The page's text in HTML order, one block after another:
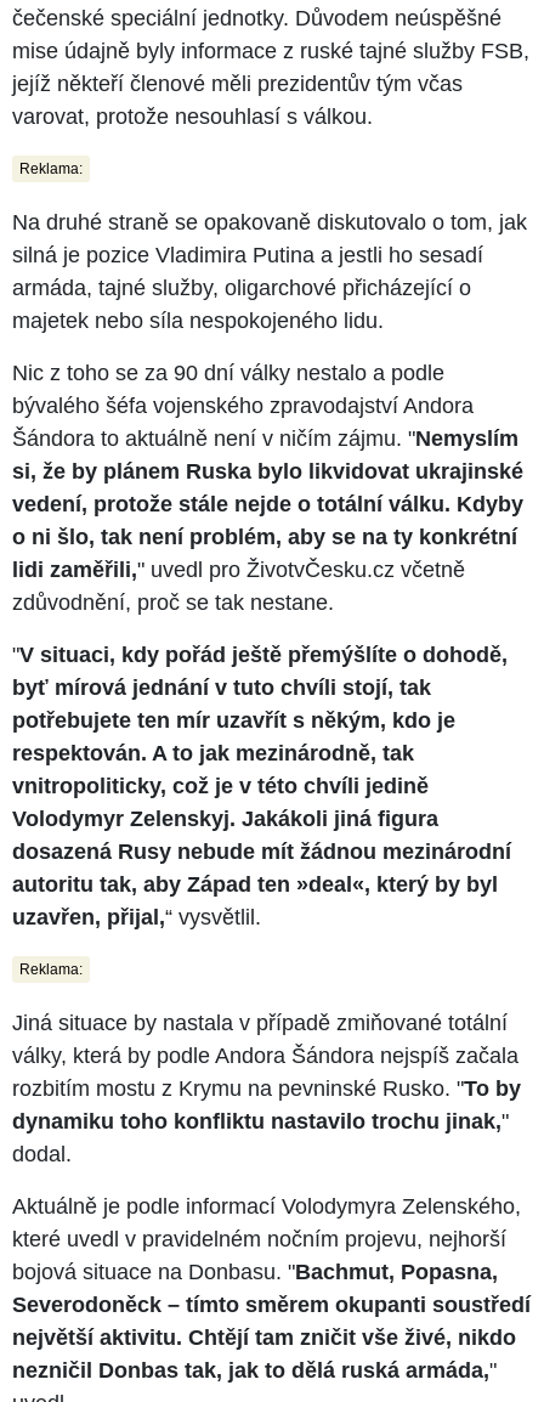
čečenské speciální jednotky. Důvodem neúspěšné
mise údajně byly informace z ruské tajné služby FSB,
jejíž někteří členové měli prezidentův tým včas
varovat, protože nesouhlasí s válkou.
Reklama:
Na druhé straně se opakovaně diskutovalo o tom, jak
silná je pozice Vladimira Putina a jestli ho sesadí
armáda, tajné služby, oligarchové přicházející o
majetek nebo síla nespokojeného lidu.
Nic z toho se za 90 dní války nestalo a podle
bývalého šéfa vojenského zpravodajství Andora
Šándora to aktuálně není v ničím zájmu. "Nemyslím
si, že by plánem Ruska bylo likvidovat ukrajinské
vedení, protože stále nejde o totální válku. Kdyby
o ni šlo, tak není problém, aby se na ty konkrétní
lidi zaměřili," uvedl pro ŽivotvČesku.cz včetně
zdůvodnění, proč se tak nestane.
"V situaci, kdy pořád ještě přemýšlíte o dohodě,
byť mírová jednání v tuto chvíli stojí, tak
potřebujete ten mír uzavřít s někým, kdo je
respektován. A to jak mezinárodně, tak
vnitropoliticky, což je v této chvíli jedině
Volodymyr Zelenskyj. Jakákoli jiná figura
dosazená Rusy nebude mít žádnou mezinárodní
autoritu tak, aby Západ ten »deal«, který by byl
uzavřen, přijal,“ vysvětlil.
Reklama:
Jiná situace by nastala v případě zmiňované totální
války, která by podle Andora Šándora nejspíš začala
rozbitím mostu z Krymu na pevninské Rusko. "To by
dynamiku toho konfliktu nastavilo trochu jinak,"
dodal.
Aktuálně je podle informací Volodymyra Zelenského,
které uvedl v pravidelném nočním projevu, nejhorší
bojová situace na Donbasu. "Bachmut, Popasna,
Severodoněck – tímto směrem okupanti soustředí
největší aktivitu. Chtějí tam zničit vše živé, nikdo
nezničil Donbas tak, jak to dělá ruská armáda,"